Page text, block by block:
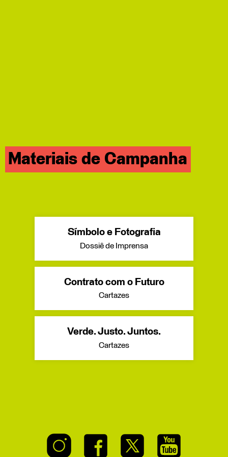
Materiais de Campanha
Símbolo e Fotografia
Dossiê de Imprensa
Contrato com o Futuro
Cartazes
Verde. Justo. Juntos.
Cartazes